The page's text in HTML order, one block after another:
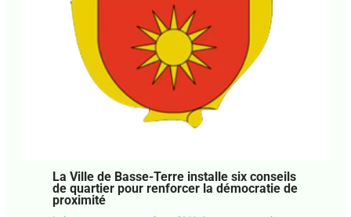
La Ville de Basse-Terre installe six
conseils de quartier pour renforcer la
démocratie de proximité